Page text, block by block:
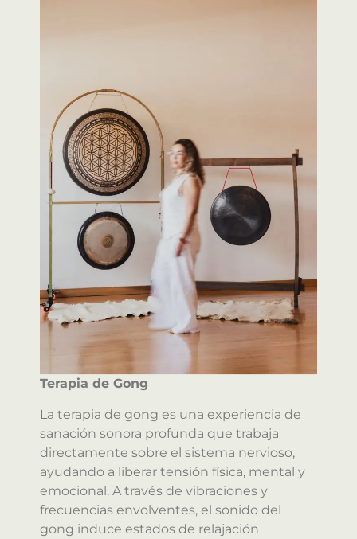
Terapia de Gong
La terapia de gong es una experiencia de
sanación sonora profunda que trabaja
directamente sobre el sistema nervioso,
ayudando a liberar tensión física, mental y
emocional. A través de vibraciones y
frecuencias envolventes, el sonido del
gong induce estados de relajación